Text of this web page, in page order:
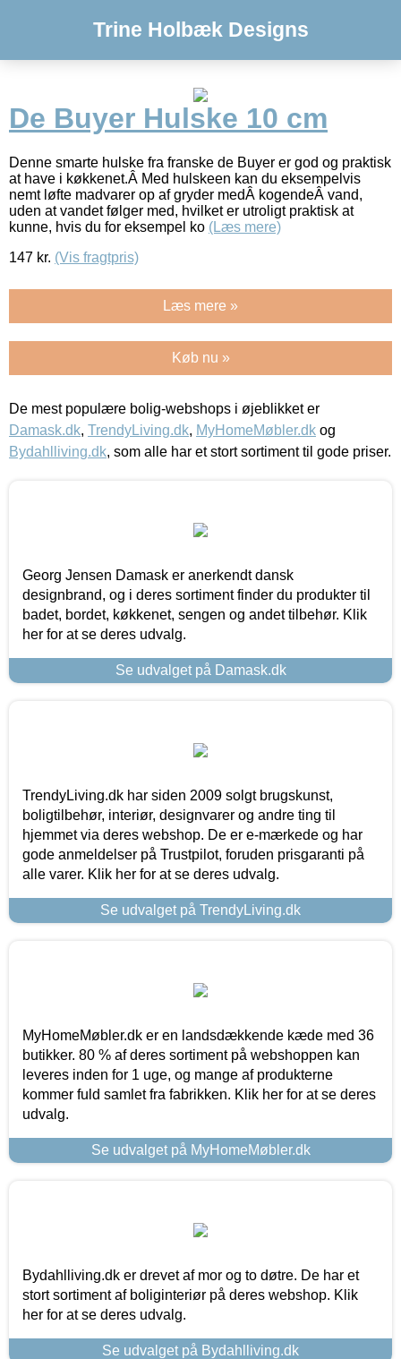
Trine Holbæk Designs
De Buyer Hulske 10 cm
Denne smarte hulske fra franske de Buyer er god og praktisk
at have i køkkenet.Â Med hulskeen kan du eksempelvis
nemt løfte madvarer op af gryder medÂ kogendeÂ vand,
uden at vandet følger med, hvilket er utroligt praktisk at
kunne, hvis du for eksempel ko (Læs mere)
147 kr. (Vis fragtpris)
Læs mere »
Køb nu »
De mest populære bolig-webshops i øjeblikket er
Damask.dk, TrendyLiving.dk, MyHomeMøbler.dk og
Bydahlliving.dk, som alle har et stort sortiment til gode priser.
Georg Jensen Damask er anerkendt dansk
designbrand, og i deres sortiment finder du produkter til
badet, bordet, køkkenet, sengen og andet tilbehør. Klik
her for at se deres udvalg.
Se udvalget på Damask.dk
TrendyLiving.dk har siden 2009 solgt brugskunst,
boligtilbehør, interiør, designvarer og andre ting til
hjemmet via deres webshop. De er e-mærkede og har
gode anmeldelser på Trustpilot, foruden prisgaranti på
alle varer. Klik her for at se deres udvalg.
Se udvalget på TrendyLiving.dk
MyHomeMøbler.dk er en landsdækkende kæde med 36
butikker. 80 % af deres sortiment på webshoppen kan
leveres inden for 1 uge, og mange af produkterne
kommer fuld samlet fra fabrikken. Klik her for at se deres
udvalg.
Se udvalget på MyHomeMøbler.dk
Bydahlliving.dk er drevet af mor og to døtre. De har et
stort sortiment af boliginteriør på deres webshop. Klik
her for at se deres udvalg.
Se udvalget på Bydahlliving.dk